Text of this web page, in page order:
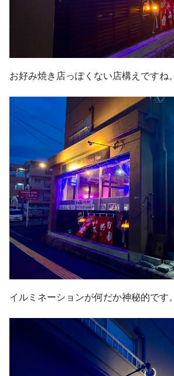
お好み焼き店っぽくない店構えですね。
イルミネーションが何だか神秘的です。